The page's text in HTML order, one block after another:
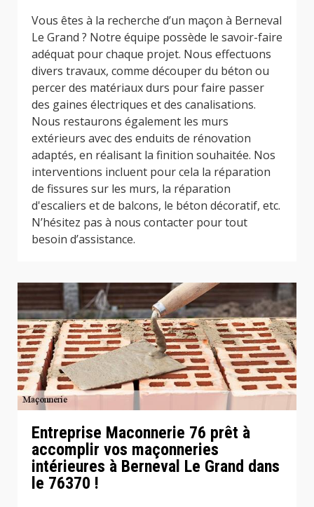
Vous êtes à la recherche d’un maçon à Berneval
Le Grand ? Notre équipe possède le savoir-faire
adéquat pour chaque projet. Nous effectuons
divers travaux, comme découper du béton ou
percer des matériaux durs pour faire passer
des gaines électriques et des canalisations.
Nous restaurons également les murs
extérieurs avec des enduits de rénovation
adaptés, en réalisant la finition souhaitée. Nos
interventions incluent pour cela la réparation
de fissures sur les murs, la réparation
d'escaliers et de balcons, le béton décoratif, etc.
N’hésitez pas à nous contacter pour tout
besoin d’assistance.
Entreprise Maconnerie 76 prêt à
accomplir vos maçonneries
intérieures à Berneval Le Grand dans
le 76370 !